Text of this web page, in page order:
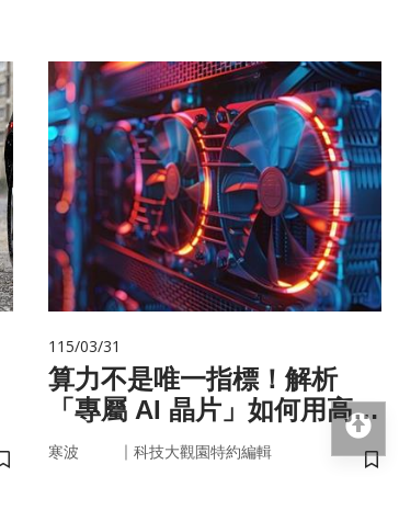
儲存書籤
115/03/31
算力不是唯一指標！解析
「專屬 AI 晶片」如何用高效
率驅動未來
寒波 ｜ 科技大觀園特約編輯
儲
回